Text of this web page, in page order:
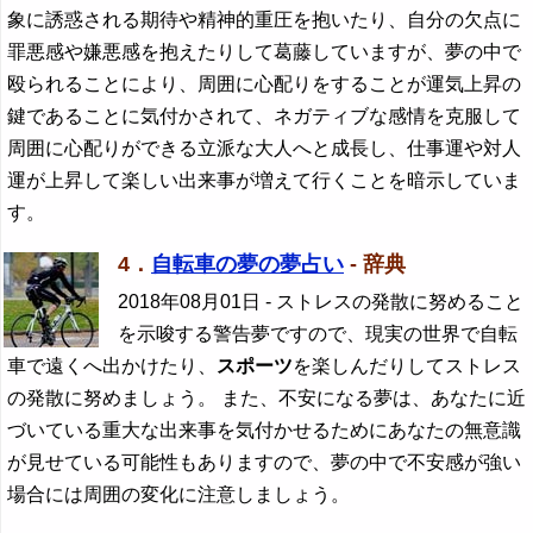
象に誘惑される期待や精神的重圧を抱いたり、自分の欠点に
罪悪感や嫌悪感を抱えたりして葛藤していますが、夢の中で
殴られることにより、周囲に心配りをすることが運気上昇の
鍵であることに気付かされて、ネガティブな感情を克服して
周囲に心配りができる立派な大人へと成長し、仕事運や対人
運が上昇して楽しい出来事が増えて行くことを暗示していま
す。
4． 自転車の夢の夢占い - 辞典
2018年08月01日 - ストレスの発散に努めること
を示唆する警告夢ですので、現実の世界で自転
車で遠くへ出かけたり、
スポーツを楽しんだりしてストレス
の発散に努めましょう。 また、不安になる夢は、あなたに近
づいている重大な出来事を気付かせるためにあなたの無意識
が見せている可能性もありますので、夢の中で不安感が強い
場合には周囲の変化に注意しましょう。